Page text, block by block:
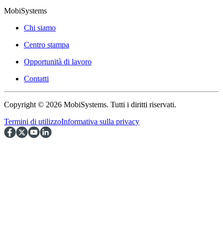
MobiSystems
Chi siamo
Centro stampa
Opportunità di lavoro
Contatti
Copyright © 2026 MobiSystems. Tutti i diritti riservati.
Termini di utilizzoInformativa sulla privacy